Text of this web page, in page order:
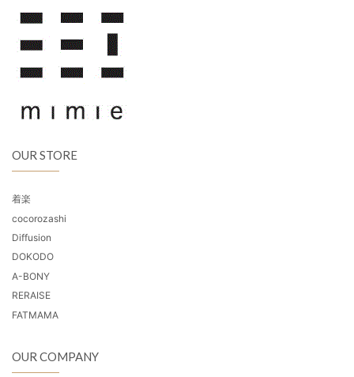
OUR STORE
着楽
cocorozashi
Diffusion
DOKODO
A-BONY
RERAISE
FATMAMA
OUR COMPANY